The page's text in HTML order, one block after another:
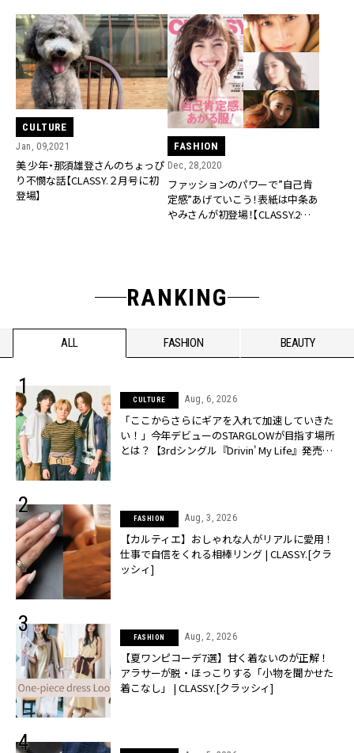
CULTURE
Jan, 09,2021
美 少年・那須雄登さんのちょっぴ
り不憫な話【CLASSY.２月号に初
登場】
FASHION
Dec, 28,2020
ファッションのパワーで”自己肯
定感”あげていこう！表紙は中条あ
やみさんが初登場！【CLASSY.2月
RANKING
ALL FASHION BEAUTY
CULTURE Aug, 6, 2026
「ここからさらにギアを入れて加速していきた
い！」今年デビューのSTARGLOWが目指す場所
とは？【3rdシングル『Drivin' My Life』発売】 |
FASHION Aug, 3, 2026
【カルティエ】おしゃれな人がリアルに愛用！
仕事で自信をくれる相棒リング | CLASSY.[クラ
ッシィ]
FASHION Aug, 2, 2026
【夏ワンピコーデ7選】甘く着ないのが正解！
アラサーが脱・ほっこりする「小物を聞かせた
着こなし」 | CLASSY.[クラッシィ]